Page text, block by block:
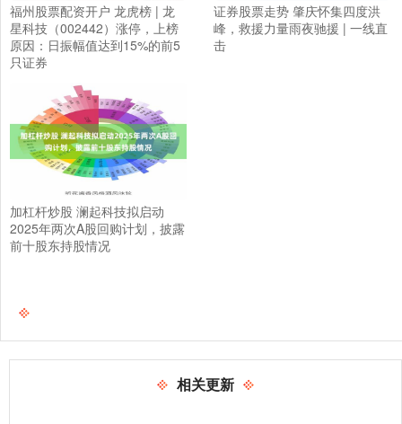
福州股票配资开户 龙虎榜 | 龙
星科技（002442）涨停，上榜
原因：日振幅值达到15%的前5
只证券
证券股票走势 肇庆怀集四度洪
峰，救援力量雨夜驰援 | 一线直
击
加杠杆炒股 澜起科技拟启动
2025年两次A股回购计划，披露
前十股东持股情况
相关更新